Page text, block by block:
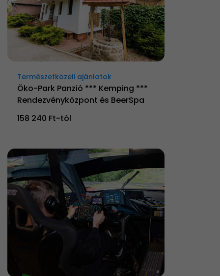
Természetközeli ajánlatok
Öko-Park Panzió *** Kemping ***
Rendezvényközpont és BeerSpa
158 240 Ft-tól